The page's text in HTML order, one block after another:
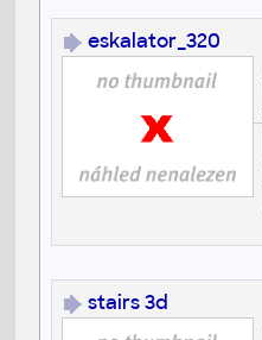
eskalator_320
stairs 3d